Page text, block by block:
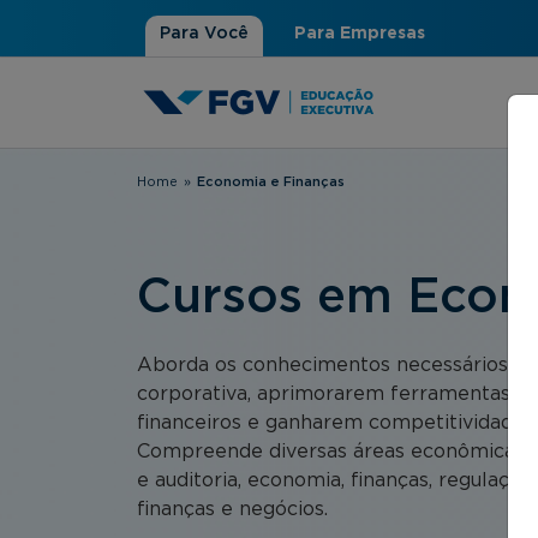
Para Você Para Empresas
Você está aqui
Home » Economia e Finanças
Cursos em
Aborda os conhecimentos necessários
corporativa, aprimorarem ferramentas e
financeiros e ganharem competitividade
Compreende diversas áreas econômicas
e auditoria, economia, finanças,
finanças e negócios.